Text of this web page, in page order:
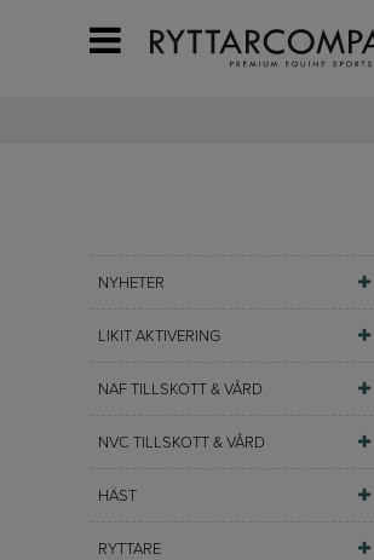
NYHETER
LIKIT AKTIVERING
NAF TILLSKOTT & VÅRD
NVC TILLSKOTT & VÅRD
HÄST
RYTTARE